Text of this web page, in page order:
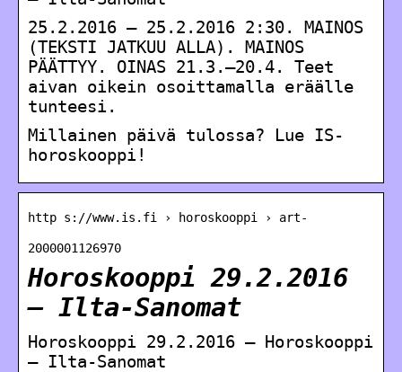
25.2.2016 — 25.2.2016 2:30. MAINOS
(TEKSTI JATKUU ALLA). MAINOS
PÄÄTTYY. OINAS 21.3.–20.4. Teet
aivan oikein osoittamalla eräälle
tunteesi.
Millainen päivä tulossa? Lue IS-
horoskooppi!
http s://www.is.fi › horoskooppi › art-
2000001126970
Horoskooppi 29.2.2016
– Ilta-Sanomat
Horoskooppi 29.2.2016 – Horoskooppi
– Ilta-Sanomat